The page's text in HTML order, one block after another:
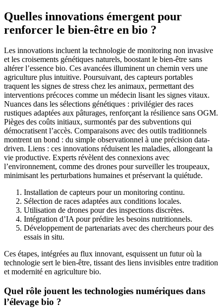
Quelles innovations émergent pour
renforcer le bien-être en bio ?
Les innovations incluent la technologie de monitoring non invasive
et les croisements génétiques naturels, boostant le bien-être sans
altérer l’essence bio. Ces avancées illuminent un chemin vers une
agriculture plus intuitive. Poursuivant, des capteurs portables
traquent les signes de stress chez les animaux, permettant des
interventions précoces comme un médecin lisant les signes vitaux.
Nuances dans les sélections génétiques : privilégier des races
rustiques adaptées aux pâturages, renforçant la résilience sans OGM.
Pièges des coûts initiaux, surmontés par des subventions qui
démocratisent l’accès. Comparaisons avec des outils traditionnels
montrent un bond : du simple observationnel à une précision data-
driven. Liens : ces innovations réduisent les maladies, allongeant la
vie productive. Experts révèlent des connexions avec
l’environnement, comme des drones pour surveiller les troupeaux,
minimisant les perturbations humaines et préservant la quiétude.
Installation de capteurs pour un monitoring continu.
Sélection de races adaptées aux conditions locales.
Utilisation de drones pour des inspections discrètes.
Intégration d’IA pour prédire les besoins nutritionnels.
Développement de partenariats avec des chercheurs pour des
essais in situ.
Ces étapes, intégrées au flux innovant, esquissent un futur où la
technologie sert le bien-être, tissant des liens invisibles entre tradition
et modernité en agriculture bio.
Quel rôle jouent les technologies numériques dans
l’élevage bio ?